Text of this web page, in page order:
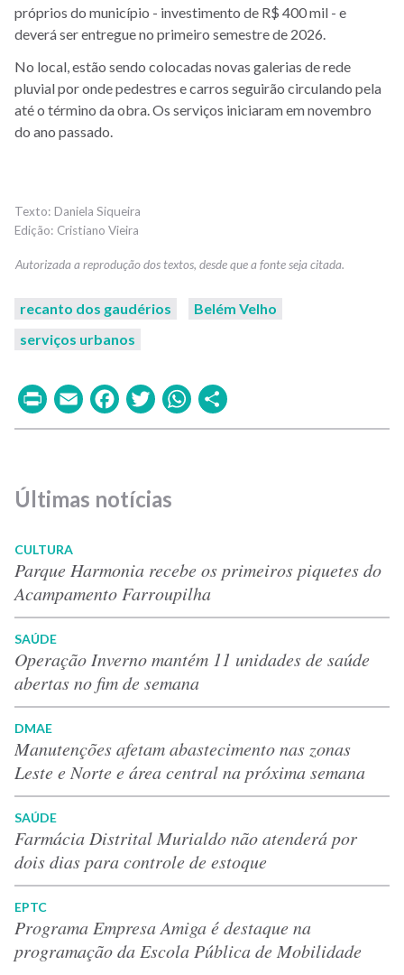
próprios do município - investimento de R$ 400 mil - e
deverá ser entregue no primeiro semestre de 2026.
No local, estão sendo colocadas novas galerias de rede
pluvial por onde pedestres e carros seguirão circulando pela
até o término da obra. Os serviços iniciaram em novembro
do ano passado.
Daniela Siqueira
Cristiano Vieira
recanto dos gaudérios
Belém Velho
serviços urbanos
PrintEmailFacebook
TwitterWhatsApp
Últimas notícias
CULTURA
Parque Harmonia recebe os primeiros piquetes do
Acampamento Farroupilha
SAÚDE
Operação Inverno mantém 11 unidades de saúde
abertas no fim de semana
DMAE
Manutenções afetam abastecimento nas zonas
Leste e Norte e área central na próxima semana
SAÚDE
Farmácia Distrital Murialdo não atenderá por
dois dias para controle de estoque
EPTC
Programa Empresa Amiga é destaque na
programação da Escola Pública de Mobilidade